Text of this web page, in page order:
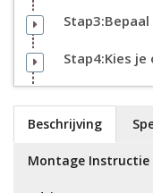
Stap4:Kies je
Beschrijving
Montage Instructie